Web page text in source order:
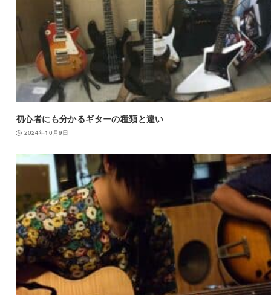
初心者にも分かるギターの種類と違い
2024年10月9日